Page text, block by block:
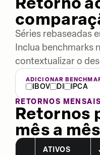
Séries rebaseadas
Inclua benchmarks
contextualizar o
ADICIONAR
IBOV
DI
IPCA
RETORNOS MENSAIS
Retornos
mês a mês
ATIVOS